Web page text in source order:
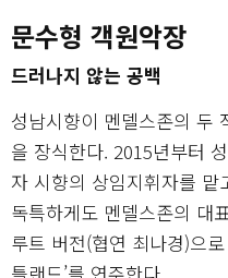
문수형 객원악장
드러나지 않는 공백
성남시향이 멘델스존의 두
을 장식한다. 2015년부터
자 시향의 상임지휘자를
독특하게도 멘델스존의 대
루트 버전(협연 최나경)으